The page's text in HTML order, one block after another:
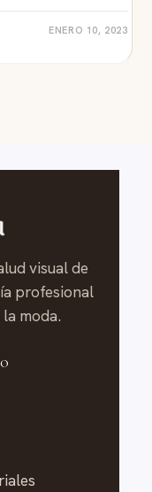
ENERO 10, 2023
visual de
profesional
moda.